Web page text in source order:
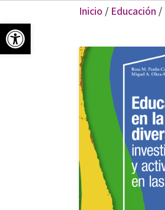
Abrir barra de herramientas
Inicio / Educación /